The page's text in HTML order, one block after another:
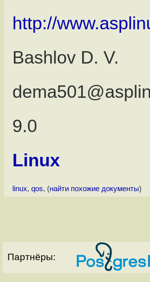
http://
Bashlov D. V.
9.0
Linux
linux, qos, (найти похожие документы)
Партнёры: